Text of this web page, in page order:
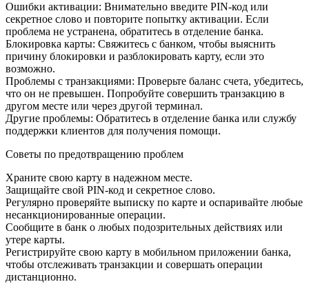
Ошибки активации: Внимательно введите PIN-код или
секретное слово и повторите попытку активации. Если
проблема не устранена, обратитесь в отделение банка.
Блокировка карты: Свяжитесь с банком, чтобы выяснить
причину блокировки и разблокировать карту, если это
возможно.
Проблемы с транзакциями: Проверьте баланс счета, убедитесь,
что он не превышен. Попробуйте совершить транзакцию в
другом месте или через другой терминал.
Другие проблемы: Обратитесь в отделение банка или службу
поддержки клиентов для получения помощи.
Советы по предотвращению проблем
Храните свою карту в надежном месте.
Защищайте свой PIN-код и секретное слово.
Регулярно проверяйте выписку по карте и оспаривайте любые
несанкционированные операции.
Сообщите в банк о любых подозрительных действиях или
утере карты.
Регистрируйте свою карту в мобильном приложении банка,
чтобы отслеживать транзакции и совершать операции
дистанционно.